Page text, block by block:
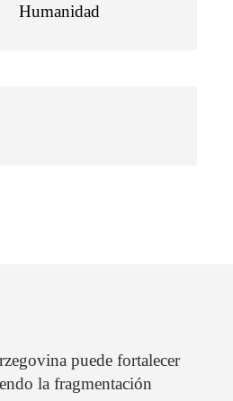
Humanidad
puede fortalecer
la fragmentación